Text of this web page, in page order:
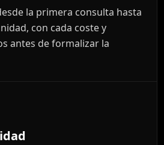
la primera consulta hasta
con cada coste y
antes de formalizar la